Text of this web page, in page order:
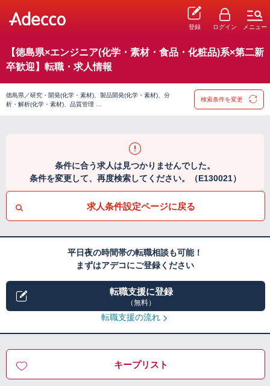
登録 ログイン メニュー
【徳島県×エンジニア(化学・素材・食品・化粧品)系×第二新
卒歓迎】転職・求人情報
徳島県／研究・開発(化学・素材)、製品開発(化学・素材)、分
析・解析(化学・素材)、品質管理 …
検索条件を変更
条件に合う求人は見つかりませんでした。
条件を変更して、再度検索してください。（E130021）
求人条件設定ページに戻る
平日夜の時間帯の転職相談も可能！
まずはアデコにご登録ください
転職支援に登録
（無料）
転職支援の流れ
キープリスト